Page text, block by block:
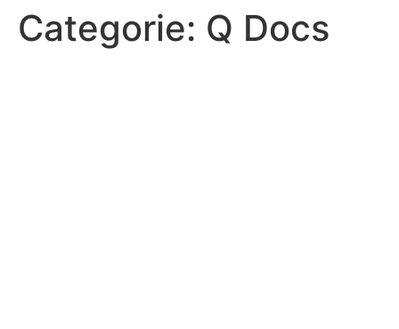
Categorie: Q Docs